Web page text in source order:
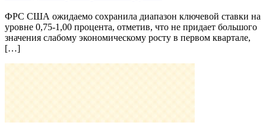
ФРС США ожидаемо сохранила диапазон ключевой ставки на
уровне 0,75-1,00 процента, отметив, что не придает большого
значения слабому экономическому росту в первом квартале,
[…]